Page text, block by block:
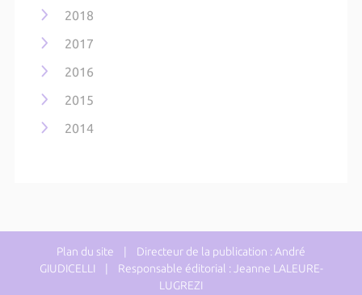
2018
2017
2016
2015
2014
Plan du site | Directeur de la publication : André
GIUDICELLI | Responsable éditorial : Jeanne LALEURE-
LUGREZI